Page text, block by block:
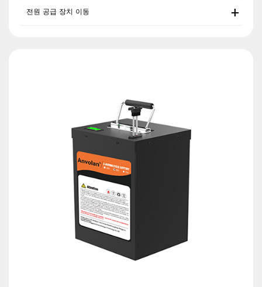
전원 공급 장치 이동